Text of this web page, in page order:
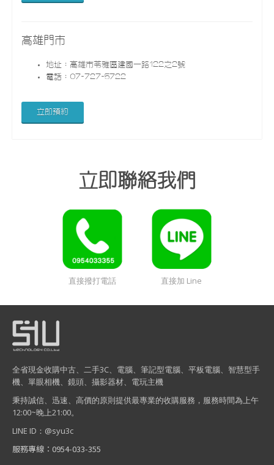
高雄門市
地址：高雄市苓雅區建國一路122之2號
電話：07-727-5722
立即預約
立即聯絡我們
直接撥打電話 直接加 Line
全省現金收購中古、二手3C、電腦、筆記型電腦、平板電腦、智慧型手
機、單眼相機、鏡頭、攝影器材、電玩主機
秉持誠信、迅速、高價的原則提供最專業的收購服務，服務時間為上午
12:00~晚上21:00。
LINE ID：@syu3c
服務專線：0954-033-355